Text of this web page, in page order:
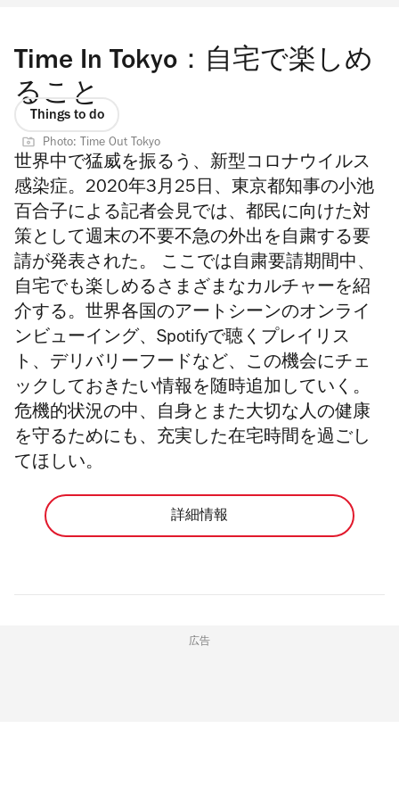
Time In Tokyo：自宅で楽しめ
ること
Things to do
Photo: Time Out Tokyo
世界中で猛威を振るう、新型コロナウイルス
感染症。2020年3月25日、東京都知事の小池
百合子による記者会見では、都民に向けた対
策として週末の不要不急の外出を自粛する要
請が発表された。 ここでは自粛要請期間中、
自宅でも楽しめるさまざまなカルチャーを紹
介する。世界各国のアートシーンのオンライ
ンビューイング、Spotifyで聴くプレイリス
ト、デリバリーフードなど、この機会にチェ
ックしておきたい情報を随時追加していく。
危機的状況の中、自身とまた大切な人の健康
を守るためにも、充実した在宅時間を過ごし
てほしい。
詳細情報
広告